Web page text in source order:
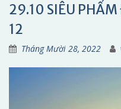
29.10 SIÊU PHẨM
12
Tháng Mười 28, 2022